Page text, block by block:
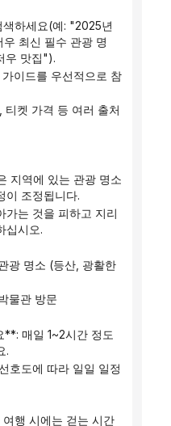
최신 필수 관광 명
우 맛집").
이 조정됩니다.
십시오.
물관 방문
.